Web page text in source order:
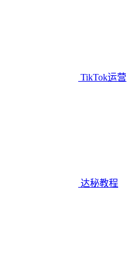
TikTok运营
达秘教程